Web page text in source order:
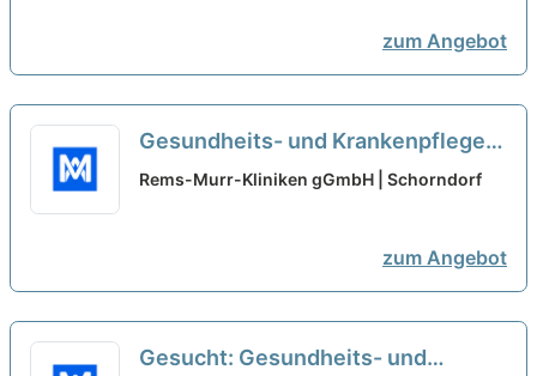
zum Angebot
Gesundheits- und Krankenpfleger
(m/w/d) - Geriatrie und
Rems-Murr-Kliniken gGmbH | Schorndorf
zum Angebot
Gesucht: Gesundheits- und